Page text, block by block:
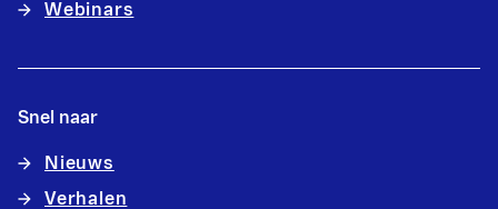
Webinars
Snel naar
Nieuws
Verhalen